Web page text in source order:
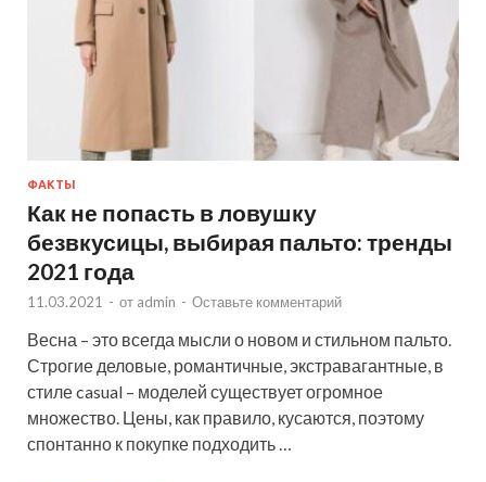
ФАКТЫ
Как не попасть в ловушку
безвкусицы, выбирая пальто: тренды
2021 года
11.03.2021 - от admin - Оставьте комментарий
Весна – это всегда мысли о новом и стильном пальто.
Строгие деловые, романтичные, экстравагантные, в
стиле casual – моделей существует огромное
множество. Цены, как правило, кусаются, поэтому
спонтанно к покупке подходить …